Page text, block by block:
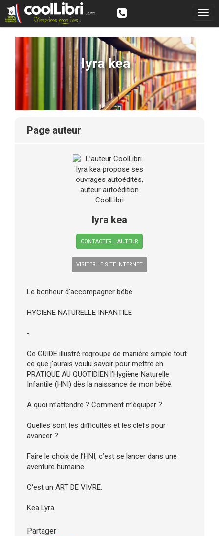
lyra kea
page auteur
lyra kea
CONTACTER L’AUTEUR
VISITER LE SITE INTERNET
Le bonheur d'accompagner bébé
HYGIENE NATURELLE INFANTILE
-
Ce GUIDE illustré regroupe de manière simple tout
ce que j’aurais voulu savoir pour mettre en
PRATIQUE AU QUOTIDIEN l’Hygiène Naturelle
Infantile (HNI) dès la naissance de mon bébé.
A quoi m’attendre ? Comment m’équiper ?
Quelles sont les difficultés et les clefs pour
avancer ?
Faire le choix de l’HNI, c’est se lancer dans une
aventure humaine.
C'est un ART DE VIVRE.
Kea Lyra
Partager